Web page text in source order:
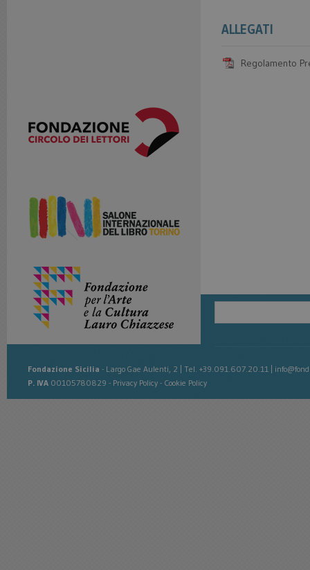
ALLEGATI
Regolamento
Fondazione Sicilia - Largo Gae Aulenti, 2 Tel. +39.091.607.20.11
P. IVA 00105780829 - Privacy Policy - Cookie Policy